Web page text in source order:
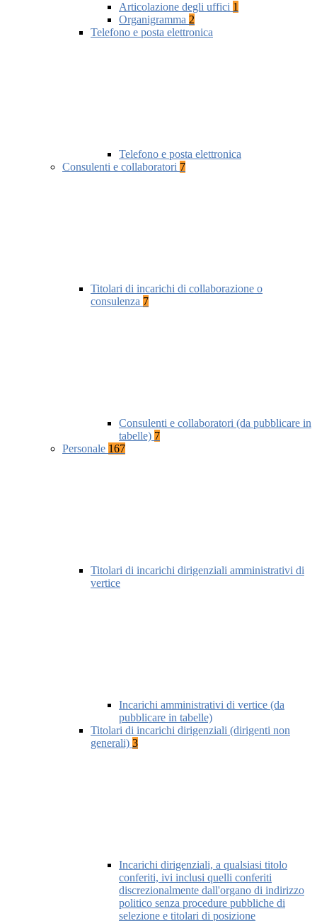
Articolazione degli uffici 1
Organigramma 2
Telefono e posta elettronica
Telefono e posta elettronica
Consulenti e collaboratori 7
Titolari di incarichi di collaborazione o
consulenza 7
Consulenti e collaboratori (da pubblicare in
tabelle) 7
Personale 167
Titolari di incarichi dirigenziali amministrativi di
vertice
Incarichi amministrativi di vertice (da
pubblicare in tabelle)
Titolari di incarichi dirigenziali (dirigenti non
generali) 3
Incarichi dirigenziali, a qualsiasi titolo
conferiti, ivi inclusi quelli conferiti
discrezionalmente dall'organo di indirizzo
politico senza procedure pubbliche di
selezione e titolari di posizione